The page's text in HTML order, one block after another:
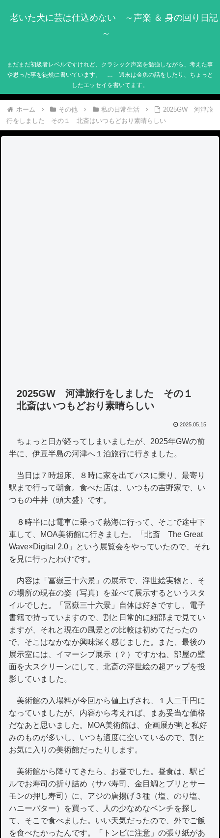
老いた犬に芸は仕込めない ～声楽 ＆ 身の回り日記
～
まだまだ初級者レベルですけれど、クラシック声楽を勉強しながら、考えた事
や思った事を徒然に書いています。 … 週末は金魚の話をしたり、ちょっと
したエッセイを書いてます。
ホーム その他 私の日常生活
2025GW 河津旅
行をしました その１ 北斎はいつもどおり素晴らしい
2025GW 河津旅行をしました その１
北斎はいつもどおり素晴らしい
2025.05.15
ちょっと日が経ってしまいましたが、2025年GWの前
半に、伊豆半島の河津へ１泊旅行に行きました。
当日は７時起床、８時に家を出てバスに乗り、最寄り
駅まで行って朝食。食べた店は、いつもの吉野家で、い
つもの牛丼（頭大盛）です。
８時半には電車に乗って熱海に行って、そこで途中下
車して、MOA美術館に行きました。「北斎 The Great
Wave×Digital 2.0」という展覧会をやっていたので、それ
を見に行ったわけです。
内容は「冨嶽三十六景」の展示で、浮世絵実物と、そ
の場所の現在の姿（写真）を並べて展示するというスタ
イルでした。「冨嶽三十六景」自体は好きですし、電子
書籍で持っていますので、割と日常的に細部まで見てい
ますが、それと現在の風景との比較は初めてだったの
で、そこはなかなか興味深く感じました。また、最後の
展示室には、イマーシブ展示（？）ですかね、部屋の壁
面を大スクリーンにして、北斎の浮世絵の超アップを投
影していました。
美術館の入場料が今回から値上げされ、１人二千円に
なっていましたが、内容から考えれば、まあ妥当な価格
だなあと思いました。MOA美術館は、企画展が割と私好
みのものが多いし、いつも適度に空いているので、割と
お気に入りの美術館だったりします。
美術館から降りてきたら、お昼でした。昼食は、駅ビ
ルでお寿司の折り詰め（サバ寿司、金目鯛とブリとサー
モンの押し寿司）に、アジの唐揚げ３種（塩、のり塩、
ハニーバター）を買って、人の少なめなベンチを探し
て、そこで食べました。いい天気だったので、外でご飯
を食べたかったんです。「トンビに注意」の張り紙があ